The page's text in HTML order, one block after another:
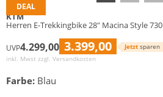
DEAL
KTM
Herren E-Trekkingbike 28" Macina Style 730
UVP4.299,00 3.399,00 Jetzt sparen
inkl. Mwst zzgl. Versandkosten
Farbe: Blau